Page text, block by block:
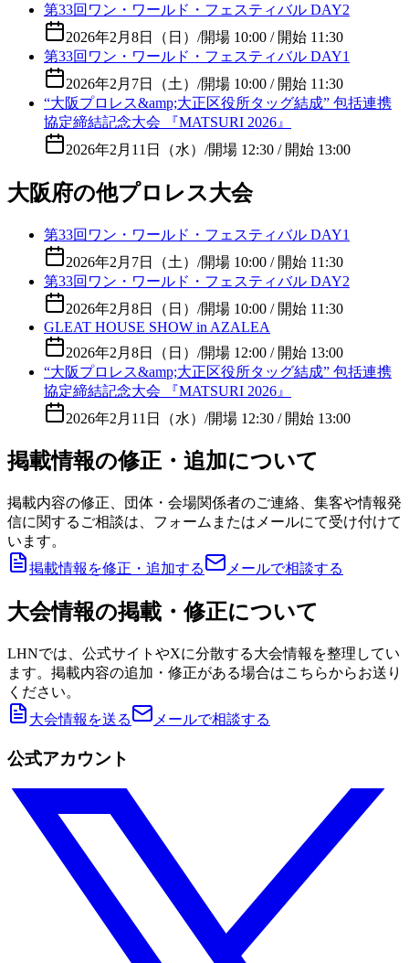
第33回ワン・ワールド・フェスティバル DAY2
2026年2月8日（日） /開場 10:00 / 開始 11:30
第33回ワン・ワールド・フェスティバル DAY1
2026年2月7日（土） /開場 10:00 / 開始 11:30
“大阪プロレス&amp;大正区役所タッグ結成” 包括連携
協定締結記念大会 『MATSURI 2026』
2026年2月11日（水） /開場 12:30 / 開始 13:00
大阪府の他プロレス大会
第33回ワン・ワールド・フェスティバル DAY1
2026年2月7日（土） /開場 10:00 / 開始 11:30
第33回ワン・ワールド・フェスティバル DAY2
2026年2月8日（日） /開場 10:00 / 開始 11:30
GLEAT HOUSE SHOW in AZALEA
2026年2月8日（日） /開場 12:00 / 開始 13:00
“大阪プロレス&amp;大正区役所タッグ結成” 包括連携
協定締結記念大会 『MATSURI 2026』
2026年2月11日（水） /開場 12:30 / 開始 13:00
掲載情報の修正・追加について
掲載内容の修正、団体・会場関係者のご連絡、集客や情報発
信に関するご相談は、フォームまたはメールにて受け付けて
います。
掲載情報を修正・追加する
メールで相談する
大会情報の掲載・修正について
LHNでは、公式サイトやXに分散する大会情報を整理してい
ます。掲載内容の追加・修正がある場合はこちらからお送り
ください。
大会情報を送る
メールで相談する
公式アカウント